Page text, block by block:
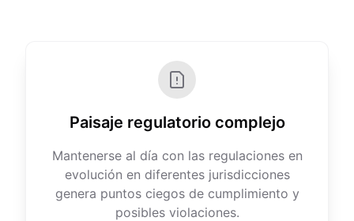
Paisaje regulatorio complejo
Mantenerse al día con las regulaciones en
evolución en diferentes jurisdicciones
genera puntos ciegos de cumplimiento y
posibles violaciones.